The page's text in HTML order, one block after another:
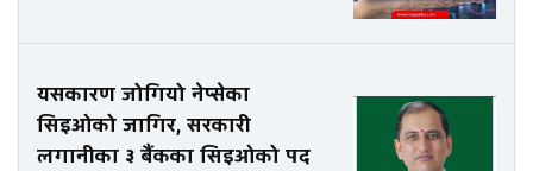
यसकारण जोगियो नेप्सेका
सिइओको जागिर, सरकारी
लगानीका ३ बैंकका सिइओको पद